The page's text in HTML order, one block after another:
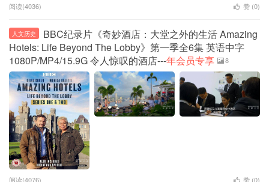
阅读(4036) 赞 (0)
人文历史
BBC纪录片《奇妙酒店：大堂之外的生活 Amazing
Hotels: Life Beyond The Lobby》第一季全6集 英语中字
1080P/MP4/15.9G 令人惊叹的酒店---年会员专享 8
阅读(4076) 赞 (0)